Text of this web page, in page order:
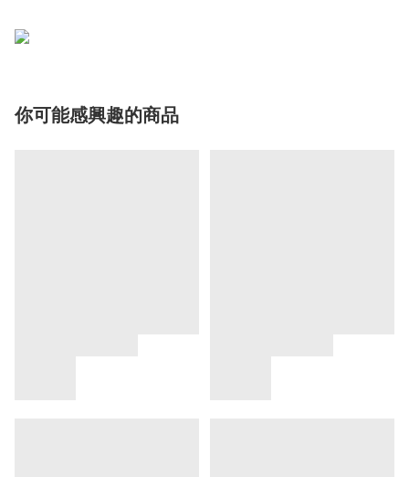
你可能感興趣的商品